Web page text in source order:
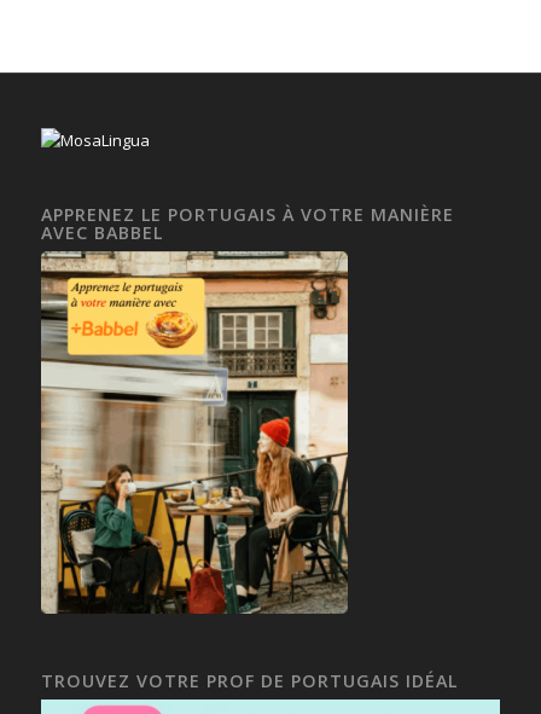
APPRENEZ LE PORTUGAIS À VOTRE MANIÈRE
AVEC BABBEL
TROUVEZ VOTRE PROF DE PORTUGAIS IDÉAL